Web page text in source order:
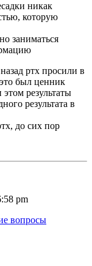
никак
которую
заниматься
ртх просили в
был ценник
результаты
результата в
до сих пор
pm
вопросы